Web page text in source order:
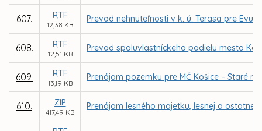
607. RTF
12,38 KB
Prevod nehnuteľnosti v k. ú. Terasa pre Evu
608. RTF
12,51 KB
Prevod spoluvlastníckeho podielu mesta
609. RTF
13,19 KB
Prenájom pozemku pre MČ Košice – Staré
610. ZIP
417,49 KB
Prenájom lesného majetku, lesnej a